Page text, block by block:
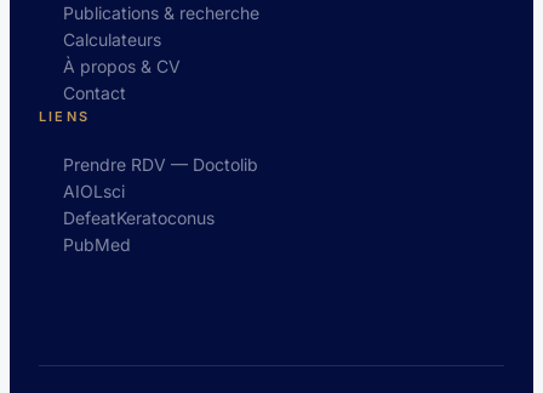
Publications & recherche
Calculateurs
À propos & CV
Contact
LIENS
Prendre RDV — Doctolib
AIOLsci
DefeatKeratoconus
PubMed